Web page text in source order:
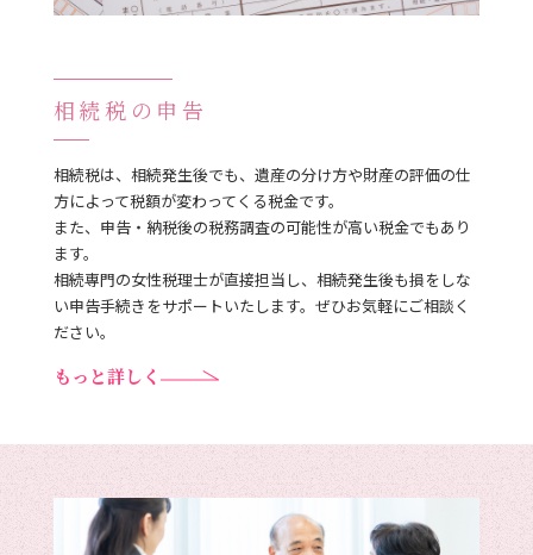
相続税の申告
相続税は、相続発生後でも、遺産の分け方や財産の評価の仕
方によって税額が変わってくる税金です。
また、申告・納税後の税務調査の可能性が高い税金でもあり
ます。
相続専門の女性税理士が直接担当し、相続発生後も損をしな
い申告手続きをサポートいたします。ぜひお気軽にご相談く
ださい。
もっと詳しく